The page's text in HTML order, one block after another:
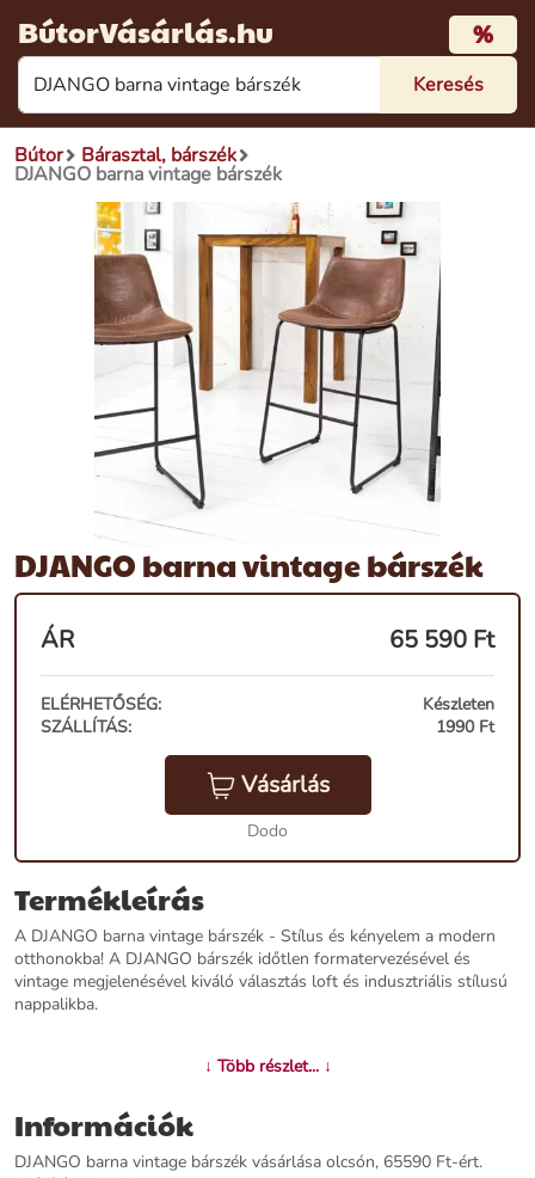
BútorVásárlás.hu %
Bútor Bárasztal, bárszék
DJANGO barna vintage bárszék
DJANGO barna vintage bárszék
ÁR 65 590 Ft
ELÉRHETŐSÉG:
Készleten
SZÁLLÍTÁS:
1990 Ft
Vásárlás
Dodo
Termékleírás
A DJANGO barna vintage bárszék - Stílus és kényelem a modern
otthonokba! A DJANGO bárszék időtlen formatervezésével és
vintage megjelenésével kiváló választás loft és indusztriális stílusú
nappalikba.
DJANGO barna vintage bárszék
Ár:56190 Ft
Márka:Invicta
↓ Több részlet... ↓
Információk
DJANGO barna vintage bárszék vásárlása olcsón, 65590 Ft-ért.